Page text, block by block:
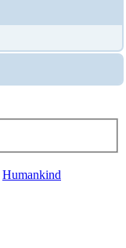
Humankind